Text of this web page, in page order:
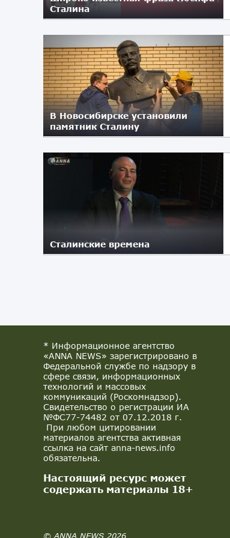
Сталина
17.12.2021
В Новосибирске установили
памятник Сталину
08.05.2019
Сталинские времена
15.12.2018
* Информационное агентство
«ANNA NEWS» зарегистрировано в
Федеральной службе по надзору в
сфере связи, информационных
технологий и массовых
коммуникаций (Роскомнадзор).
Свидетельство о регистрации ИА
№ФС77-74482 от 07.12.2018 г.
При любом цитировании
материалов агентства активная
ссылка на сайт anna-news.info
обязательна.
Настоящий ресурс может
содержать материалы 18+
© ANNA NEWS 2026